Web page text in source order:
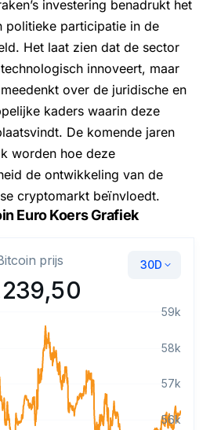
investering benadrukt het
politieke participatie in de
Het laat zien dat de sector
innoveert, maar
over de juridische en
kaders waarin deze
De komende jaren
worden hoe deze
de ontwikkeling van de
cryptomarkt beïnvloedt.
Euro Koers Grafiek